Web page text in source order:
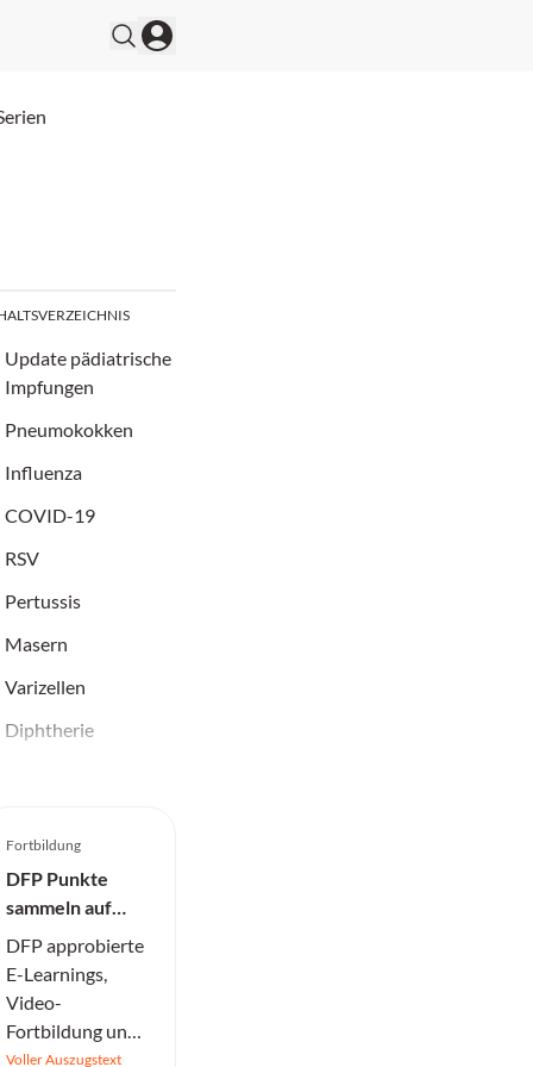
Update pädiatrische
Impfungen
Pneumokokken
Influenza
COVID-19
RSV
Pertussis
Masern
Varizellen
Diphtherie
Fortbildung
DFP Punkte
sammeln auf
medonline
DFP approbierte
E-Learnings,
Video-
Fortbildung und
mehr finden Sie in
Voller Auszugstext